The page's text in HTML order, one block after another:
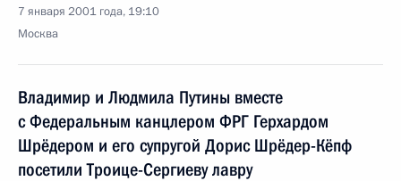
7 января 2001 года, 19:10
Москва
Владимир и Людмила Путины вместе
с Федеральным канцлером ФРГ Герхардом
Шрёдером и его супругой Дорис Шрёдер-Кёпф
посетили Троице-Сергиеву лавру